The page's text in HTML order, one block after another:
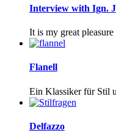
Interview with Ign.
It is my great
Flanell
Ein Klassiker für Stil
Delfazzo